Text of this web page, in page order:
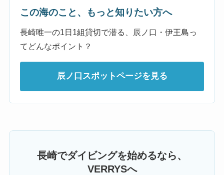
この海のこと、もっと知りたい方へ
長崎唯一の1日1組貸切で潜る、辰ノ口・伊王島っ
てどんなポイント？
辰ノ口スポットページを見る
長崎でダイビングを始めるなら、
VERRYSへ